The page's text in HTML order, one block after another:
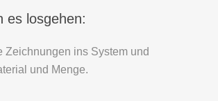
es losgehen:
Zeichnungen ins System und
und Menge.